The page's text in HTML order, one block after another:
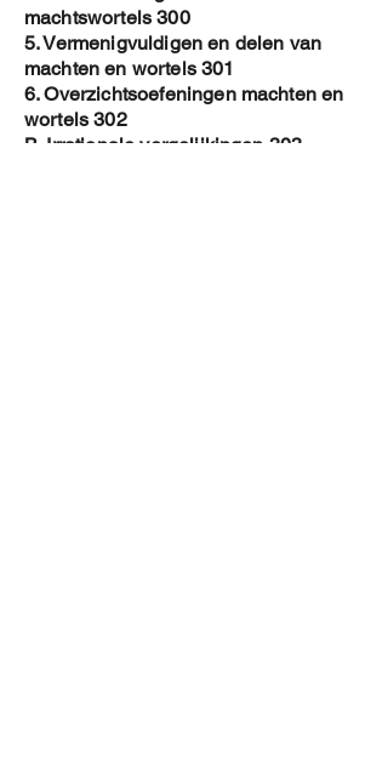
machtswortels 300
5. Vermenigvuldigen en delen van
machten en wortels 301
6. Overzichtsoefeningen machten en
wortels 302
B. Irrationale vergelijkingen 303